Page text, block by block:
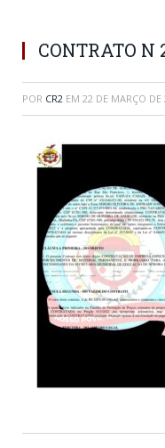
CONTRATO N
POR CR2 EM 22 DE MARÇO DE